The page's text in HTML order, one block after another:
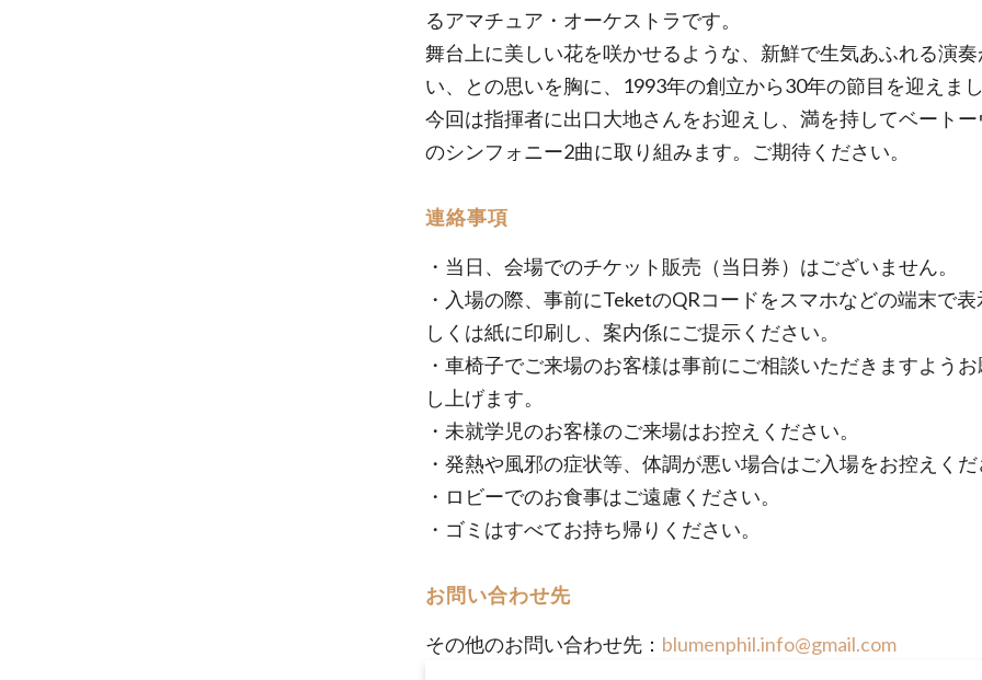
るアマチュア・オーケストラです。
舞台上に美しい花を咲かせるような、新鮮で生気あふれる演
い、との思いを胸に、1993年の創立から30年の節目を迎えま
今回は指揮者に出口大地さんをお迎えし、満を持してベート
のシンフォニー2曲に取り組みます。ご期待ください。
連絡事項
・当日、会場でのチケット販売（当日券）はございません。
・入場の際、事前にTeketのQRコードをスマホなどの端末で
しくは紙に印刷し、案内係にご提示ください。
・車椅子でご来場のお客様は事前にご相談いただきますよう
し上げます。
・未就学児のお客様のご来場はお控えください。
・発熱や風邪の症状等、体調が悪い場合はご入場をお控えく
・ロビーでのお食事はご遠慮ください。
・ゴミはすべてお持ち帰りください。
お問い合わせ先
その他のお問い合わせ先： blumenphil.info@gmail.com